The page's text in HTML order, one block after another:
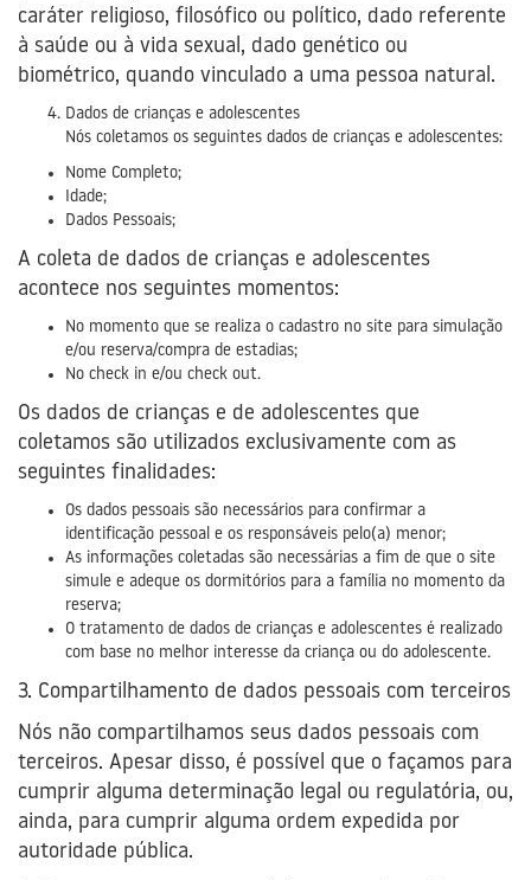
caráter religioso, filosófico ou político, dado referente
à saúde ou à vida sexual, dado genético ou
biométrico, quando vinculado a uma pessoa natural.
Dados de crianças e adolescentes
Nós coletamos os seguintes dados de crianças e adolescentes:
Nome Completo;
Idade;
Dados Pessoais;
A coleta de dados de crianças e adolescentes
acontece nos seguintes momentos:
No momento que se realiza o cadastro no site para simulação
e/ou reserva/compra de estadias;
No check in e/ou check out.
Os dados de crianças e de adolescentes que
coletamos são utilizados exclusivamente com as
seguintes finalidades:
Os dados pessoais são necessários para confirmar a
identificação pessoal e os responsáveis pelo(a) menor;
As informações coletadas são necessárias a fim de que o site
simule e adeque os dormitórios para a família no momento da
reserva;
O tratamento de dados de crianças e adolescentes é realizado
com base no melhor interesse da criança ou do adolescente.
3. Compartilhamento de dados pessoais com terceiros
Nós não compartilhamos seus dados pessoais com
terceiros. Apesar disso, é possível que o façamos para
cumprir alguma determinação legal ou regulatória, ou,
ainda, para cumprir alguma ordem expedida por
autoridade pública.